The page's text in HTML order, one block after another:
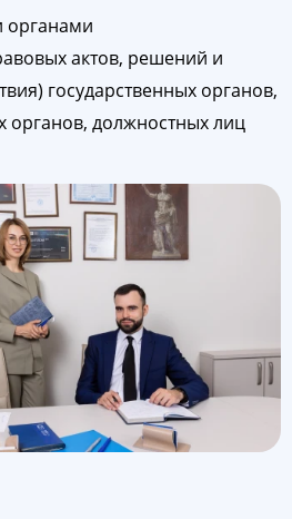
органами
актов, решений и
государственных органов,
органов, должностных лиц